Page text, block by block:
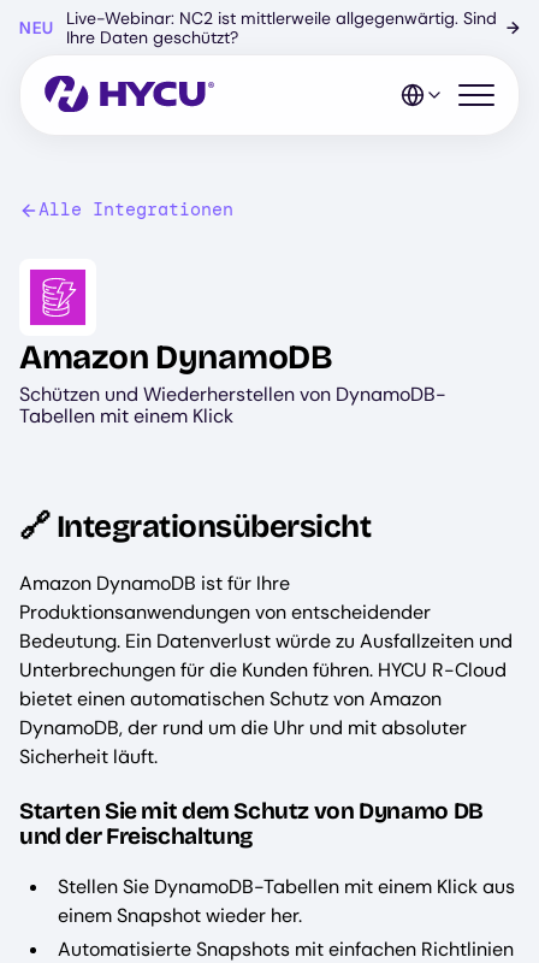
Hauptinhalt
NEU
Live-Webinar: NC2 ist mittlerweile allgegenwärtig. Sind
Ihre Daten geschützt?
→
Mobiles
Alle Integrationen
Image
Amazon DynamoDB
Schützen und Wiederherstellen von DynamoDB-
Tabellen mit einem Klick
🔗 Integrationsübersicht
Amazon DynamoDB ist für Ihre
Produktionsanwendungen von entscheidender
Bedeutung. Ein Datenverlust würde zu Ausfallzeiten und
Unterbrechungen für die Kunden führen. HYCU R-Cloud
bietet einen automatischen Schutz von Amazon
DynamoDB, der rund um die Uhr und mit absoluter
Sicherheit läuft.
Starten Sie mit dem Schutz von Dynamo DB
und der Freischaltung
Stellen Sie DynamoDB-Tabellen mit einem Klick aus
einem Snapshot wieder her.
Automatisierte Snapshots mit einfachen Richtlinien